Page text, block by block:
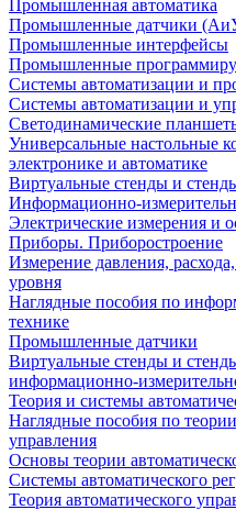
Промышленная автоматика
Промышленные датчики
Промышленные интерфейсы
Промышленные
Системы автоматизации и
Системы автоматизации и
Светодинамические
Универсальные
электронике и автоматике
Виртуальные стенды и
Информационно-
Электрические измерения и
Приборы. Приборостроение
Измерение давления,
уровня
Наглядные пособия по
технике
Промышленные датчики
Виртуальные стенды и
информационно-
Теория и системы
Наглядные пособия по
управления
Основы теории
Системы автоматического
Теория автоматического